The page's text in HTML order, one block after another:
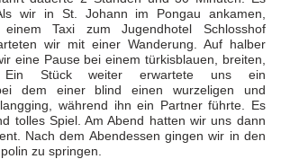
wir in St. Johann im Pongau ankamen,
Taxi zum Jugendhotel Schlosshof
wir mit einer Wanderung. Auf halber
eine Pause bei einem türkisblauen, breiten,
Ein Stück weiter erwartete uns ein
dem einer blind einen wurzeligen und
während ihn ein Partner führte. Es
tolles Spiel. Am Abend hatten wir uns dann
Nach dem Abendessen gingen wir in den
zu springen.